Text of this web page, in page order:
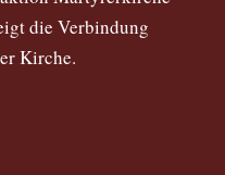
die Verbindung
Kirche.